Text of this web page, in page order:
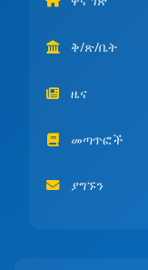
ቅ/ጽ/ቤት
ዜና
መጣጥፎች
ያግኙን